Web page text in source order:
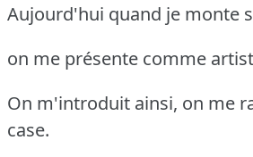
Aujourd'hui quand je monte
on me présente comme
On m'introduit ainsi, on me
case.